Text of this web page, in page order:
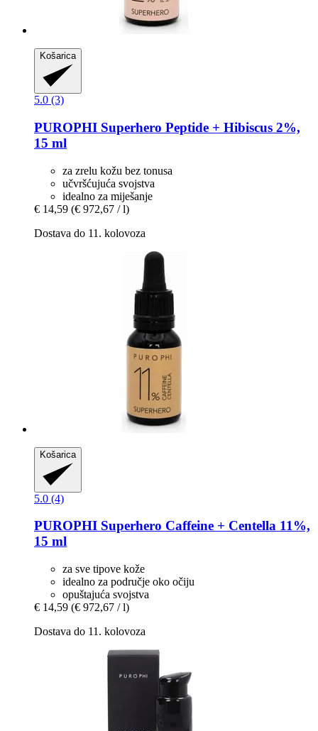
Košarica
5.0 (3)
PUROPHI Superhero Peptide + Hibiscus 2%,
15 ml
za zrelu kožu bez tonusa
učvršćujuća svojstva
idealno za miješanje
€ 14,59 (€ 972,67 / l)
Dostava do 11. kolovoza
Košarica
5.0 (4)
PUROPHI Superhero Caffeine + Centella 11%,
15 ml
za sve tipove kože
idealno za područje oko očiju
opuštajuća svojstva
€ 14,59 (€ 972,67 / l)
Dostava do 11. kolovoza